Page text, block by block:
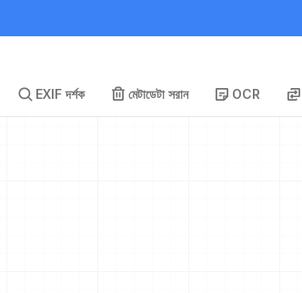
EXIF দর্শক মেটাডেটা সরান OCR